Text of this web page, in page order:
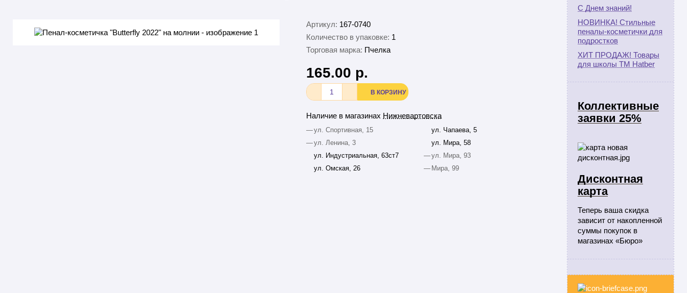
С Днем знаний!
НОВИНКА! Стильные
пеналы-косметички для
подростков
ХИТ ПРОДАЖ! Товары
для школы ТМ Hatber
Коллективные
заявки 25%
Дисконтная
карта
Теперь ваша скидка
зависит от накопленной
суммы покупок в
магазинах «Бюро»
Артикул: 167-0740
Количество в упаковке: 1
Торговая марка: Пчелка
165.00 р.
В КОРЗИНУ
Наличие в магазинах Нижневартовска
—ул. Спортивная, 15
ул. Чапаева, 5
—ул. Ленина, 3
ул. Мира, 58
ул. Индустриальная, 63ст7
—ул. Мира, 93
ул. Омская, 26
— Мира, 99